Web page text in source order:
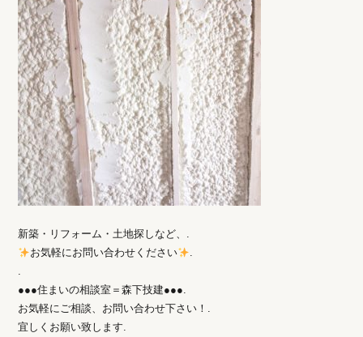
新築・リフォーム・土地探しなど、.
お気軽にお問い合わせください
.
.
●●●住まいの相談室＝森下技建●●●.
お気軽にご相談、お問い合わせ下さい！.
宜しくお願い致します.